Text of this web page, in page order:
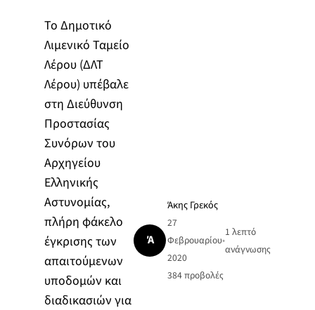
Το Δημοτικό
Λιμενικό Ταμείο
Λέρου (ΔΛΤ
Λέρου) υπέβαλε
στη Διεύθυνση
Προστασίας
Συνόρων του
Αρχηγείου
Ελληνικής
Αστυνομίας,
πλήρη φάκελο
έγκρισης των
απαιτούμενων
υποδομών και
διαδικασιών για
Ά
Άκης Γρεκός
27
Φεβρουαρίου
2020
•
1 λεπτό
ανάγνωσης
384προβολές